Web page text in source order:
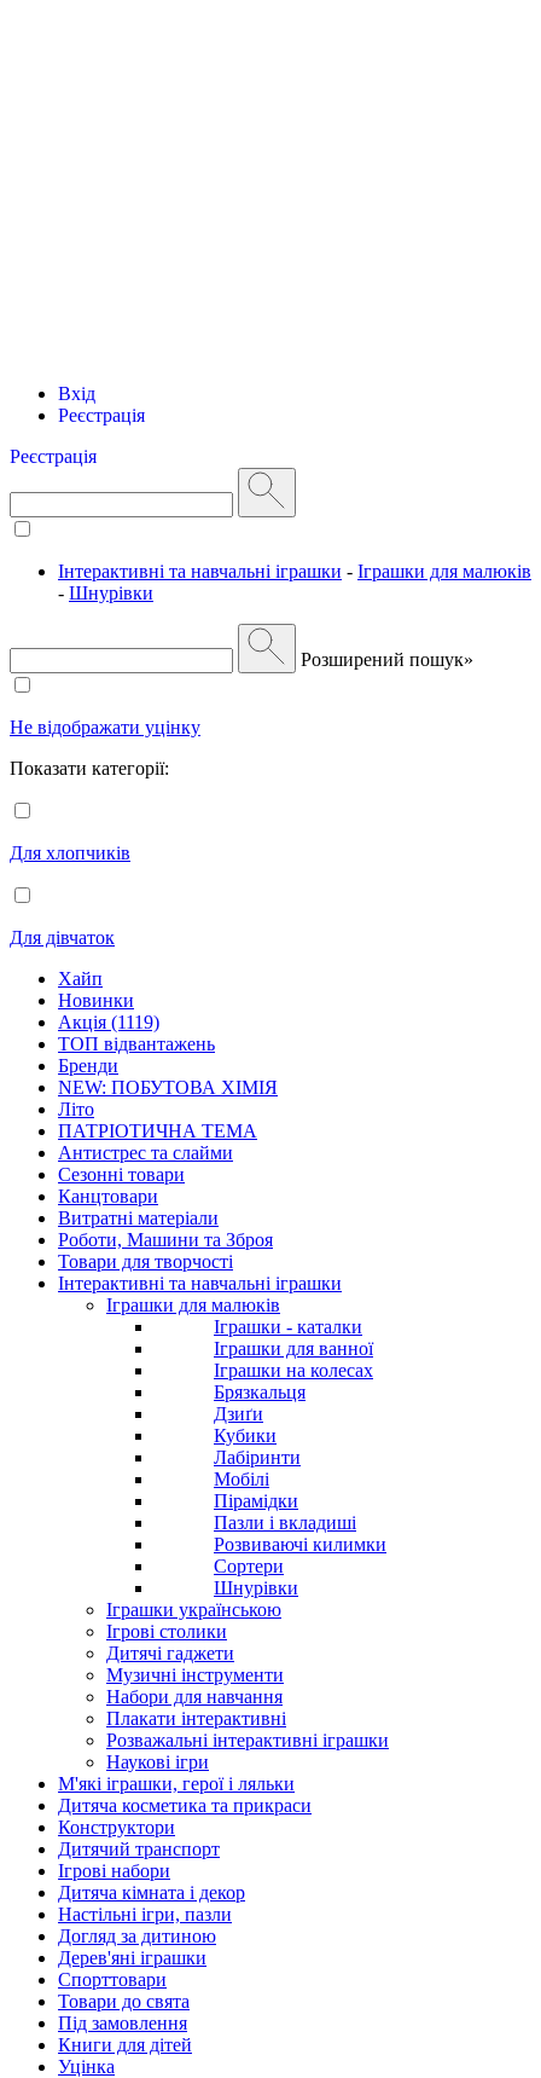
Вхід
Реєстрація
Реєстрація
Інтерактивні та навчальні іграшки - Іграшки для малюків
- Шнурівки
Розширений пошук»
Не відображати уцінку
Показати категорії:
Для хлопчиків
Для дівчаток
Хайп
Новинки
Акція (1119)
ТОП відвантажень
Бренди
NEW: ПОБУТОВА ХІМІЯ
Літо
ПАТРІОТИЧНА ТЕМА
Антистрес та слайми
Сезонні товари
Канцтовари
Витратні матеріали
Роботи, Машини та Зброя
Товари для творчості
Інтерактивні та навчальні іграшки
Іграшки для малюків
Іграшки - каталки
Іграшки для ванної
Іграшки на колесах
Брязкальця
Дзиґи
Кубики
Лабіринти
Мобілі
Пірамідки
Пазли і вкладиші
Розвиваючі килимки
Сортери
Шнурівки
Іграшки українською
Ігрові столики
Дитячі гаджети
Музичні інструменти
Набори для навчання
Плакати інтерактивні
Розважальні інтерактивні іграшки
Наукові ігри
М'які іграшки, герої і ляльки
Дитяча косметика та прикраси
Конструктори
Дитячий транспорт
Ігрові набори
Дитяча кімната і декор
Настільні ігри, пазли
Догляд за дитиною
Дерев'яні іграшки
Спорттовари
Товари до свята
Під замовлення
Книги для дітей
Уцінка